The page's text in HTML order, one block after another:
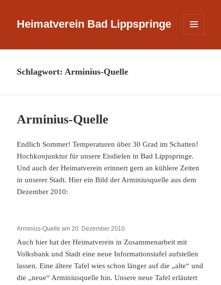
Heimatverein Bad Lippspringe
WIDGETS
Schlagwort:Arminius-Quelle
Arminius-Quelle
Endlich Sommer! Temperaturen über 30 Grad im Schatten!
Hochkonjunktur für unsere Eisdielen in Bad Lippspringe.
Und auch der Heimatverein erinnert gern an kühlere Zeiten
in unserer Stadt. Hier ein Bild der Arminiusquelle aus dem
Dezember 2010:
Arminius-Quelle am 20. Dezember 2010
Auch hier hat der Heimatverein in Zusammenarbeit mit
Volksbank und Stadt eine neue Informationstafel aufstellen
lassen. Eine ältere Tafel wies schon länger auf die „alte“ und
die „neue“ Arminiusquelle hin. Unsere neue Tafel erläutert